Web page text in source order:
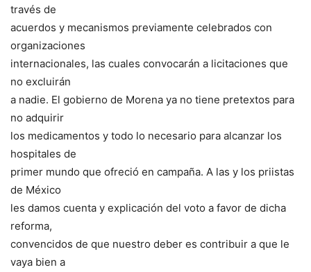
través de
acuerdos y mecanismos previamente celebrados con
organizaciones
internacionales, las cuales convocarán a licitaciones que
no excluirán
a nadie. El gobierno de Morena ya no tiene pretextos para
no adquirir
los medicamentos y todo lo necesario para alcanzar los
hospitales de
primer mundo que ofreció en campaña. A las y los priistas
de México
les damos cuenta y explicación del voto a favor de dicha
reforma,
convencidos de que nuestro deber es contribuir a que le
vaya bien a